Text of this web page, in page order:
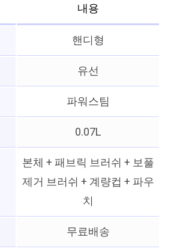
내용
핸디형
유선
파워스팀
0.07L
본체 + 패브릭 브러쉬 + 보풀
제거 브러쉬 + 계량컵 + 파우
치
무료배송